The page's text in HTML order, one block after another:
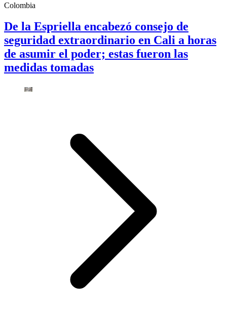
Colombia
De la Espriella encabezó consejo de
seguridad extraordinario en Cali a horas
de asumir el poder; estas fueron las
medidas tomadas